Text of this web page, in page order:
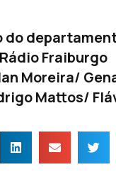
do
Fraiburgo
Moreira/
Mattos/